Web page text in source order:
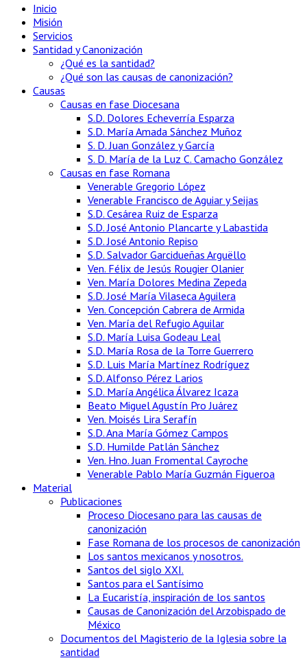
Inicio
Misión
Servicios
Santidad y Canonización
¿Qué es la santidad?
¿Qué son las causas de canonización?
Causas
Causas en fase Diocesana
S.D. Dolores Echeverría Esparza
S.D. María Amada Sánchez Muñoz
S. D. Juan González y García
S. D. María de la Luz C. Camacho González
Causas en fase Romana
Venerable Gregorio López
Venerable Francisco de Aguiar y Seijas
S.D. Cesárea Ruiz de Esparza
S.D. José Antonio Plancarte y Labastida
S.D. José Antonio Repiso
S.D. Salvador Garcidueñas Arguëllo
Ven. Félix de Jesús Rougier Olanier
Ven. María Dolores Medina Zepeda
S.D. José María Vilaseca Aguilera
Ven. Concepción Cabrera de Armida
Ven. María del Refugio Aguilar
S.D. María Luisa Godeau Leal
S.D. María Rosa de la Torre Guerrero
S.D. Luis María Martínez Rodríguez
S.D. Alfonso Pérez Larios
S.D. María Angélica Álvarez Icaza
Beato Miguel Agustín Pro Juárez
Ven. Moisés Lira Serafín
S.D. Ana María Gómez Campos
S.D. Humilde Patlán Sánchez
Ven. Hno. Juan Fromental Cayroche
Venerable Pablo María Guzmán Figueroa
Material
Publicaciones
Proceso Diocesano para las causas de
canonización
Fase Romana de los procesos de canonización
Los santos mexicanos y nosotros.
Santos del siglo XXI.
Santos para el Santísimo
La Eucaristía, inspiración de los santos
Causas de Canonización del Arzobispado de
México
Documentos del Magisterio de la Iglesia sobre la
santidad